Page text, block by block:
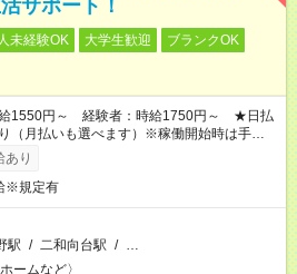
サポート！
未経験OK 大学生歓迎
ブランクOK
給1550円～ 経験者：時給1750円～ ★日払
（月払いも選べます）※稼働開始時は手続き
となります。
あり
※規定有
駅 / 二和向台駅 / …
ームなど〉